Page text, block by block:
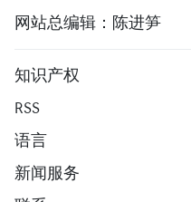
网站总编辑：陈进笋
知识产权
RSS
语言
新闻服务